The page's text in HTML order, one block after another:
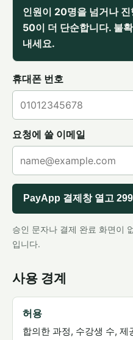
인원이 20명을 넘거나
50이 더 단순합니다. 불
내세요.
휴대폰 번호
요청에 쓸 이메일
PayApp 결제창 열고
승인 문자나 결제 완료 화면이
입니다.
사용 경계
허용
합의한 과정, 수강생 수,